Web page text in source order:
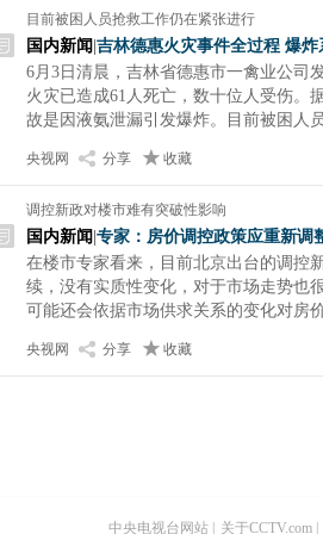
目前被困人员抢救工作仍在紧张进行
国内新闻 吉林德惠火灾事件全过程 爆
6月3日清晨，吉林省德惠市一禽业公司
火灾已造成61人死亡，数十位人受伤。
故是因液氨泄漏引发爆炸。目前被困人
央视网 分享 收藏
调控新政对楼市难有突破性影响
国内新闻 专家：房价调控政策应重新调
在楼市专家看来，目前北京出台的调控
续，没有实质性变化，对于市场走势也
可能还会依据市场供求关系的变化对房
央视网 分享 收藏
中央电视台网站 关于CCTV.com